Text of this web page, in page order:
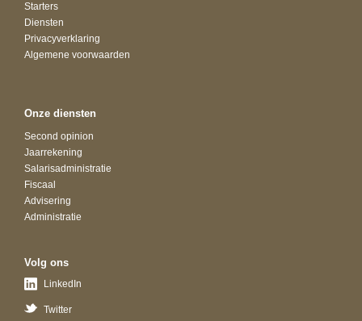
Starters
Diensten
Privacyverklaring
Algemene voorwaarden
Onze diensten
Second opinion
Jaarrekening
Salarisadministratie
Fiscaal
Advisering
Administratie
Volg ons
LinkedIn
Twitter